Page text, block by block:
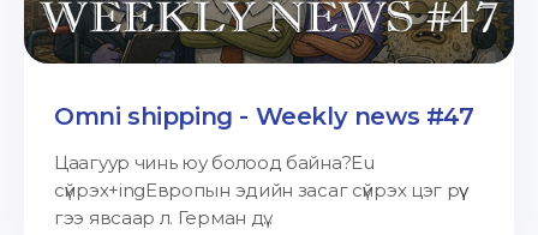
Omni shipping - Weekly news #47
Цаагуур чинь юу болоод байна?Eu
сүйрэх+ingЕвропын эдийн засаг сүйрэх цэг рүү
гээ явсаар л. Герман дү...